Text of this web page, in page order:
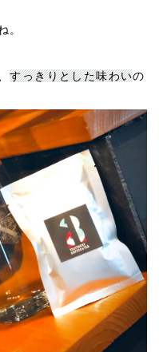
。
すっきりとした味わいの